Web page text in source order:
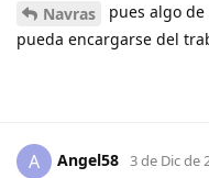
Navras
pues algo de
pueda encargarse del
A Angel58 3 de Dic de